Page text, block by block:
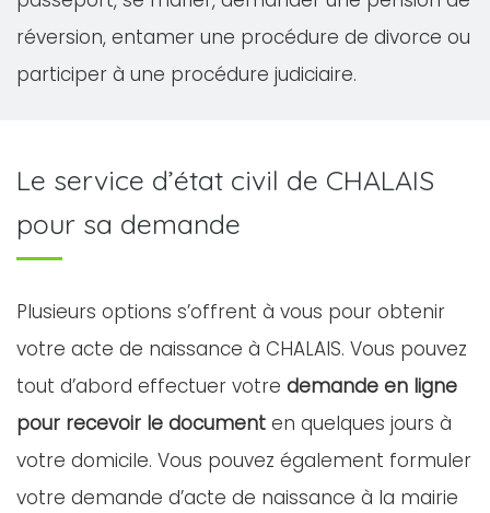
réversion, entamer une procédure de divorce ou
participer à une procédure judiciaire.
Le service d’état civil de CHALAIS
pour sa demande
Plusieurs options s’offrent à vous pour obtenir
votre acte de naissance à CHALAIS. Vous pouvez
tout d’abord effectuer votre demande en ligne
pour recevoir le document en quelques jours à
votre domicile. Vous pouvez également formuler
votre demande d’acte de naissance à la mairie